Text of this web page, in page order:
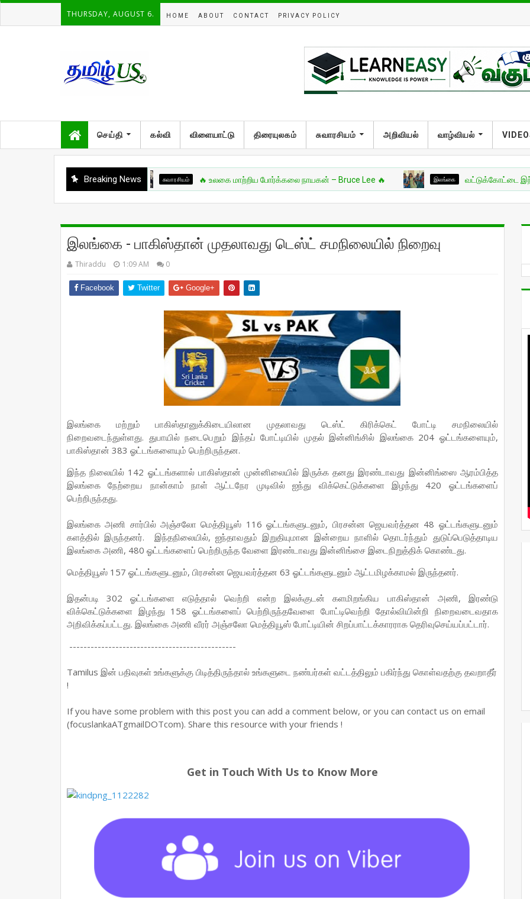
THURSDAY, AUGUST 6. HOME ABOUT CONTACT PRIVACY POLICY
செய்தி கல்வி விளையாட்டு திரையுலகம் சுவாரசியம் அறிவியல் வாழ்வியல்
Breaking Newsசுவாரசியம் 🔥 உலகை மாற்றிய போர்க்கலை நாயகன் – Bruce Lee 🔥 இலங்கை வட்டுக்கோட்டை இந்துக்
இலங்கை - பாகிஸ்தான் முதலாவது டெஸ்ட் சமநிலையில் நிறைவு
Thiraddu 1:09 AM 0
Facebook Twitter Google+
இலங்கை மற்றும் பாகிஸ்தானுக்கிடையிலான முதலாவது டெஸ்ட் கிரிக்கெட் போட்டி சமநிலையில்
நிறைவடைந்துள்ளது. துபாயில் நடைபெறும் இந்தப் போட்டியில் முதல் இன்னிங்சில் இலங்கை 204 ஓட்டங்களையும்,
பாகிஸ்தான் 383 ஓட்டங்களையும் பெற்றிருந்தன.
இந்த நிலையில் 142 ஓட்டங்களால் பாகிஸ்தான் முன்னிலையில் இருக்க தனது இரண்டாவது இன்னிங்ஸை ஆரம்பித்த
இலங்கை நேற்றைய நான்காம் நாள் ஆட்டநேர முடிவில் ஐந்து விக்கெட்டுக்களை இழந்து 420 ஓட்டங்களைப்
பெற்றிருந்தது.
இலங்கை அணி சார்பில் அஞ்சலோ மெத்தியூஸ் 116 ஓட்டங்களுடனும், பிரசன்ன ஜெயவர்த்தன 48 ஓட்டங்களுடனும்
களத்தில் இருந்தனர். இந்தநிலையில், ஐந்தாவதும் இறுதியுமான இன்றைய நாளில் தொடர்ந்தும் துடுப்பெடுத்தாடிய
இலங்கை அணி, 480 ஓட்டங்களைப் பெற்றிருந்த வேளை இரண்டாவது இன்னிங்சை இடைநிறுத்திக் கொண்டது.
மெத்தியூஸ் 157 ஓட்டங்களுடனும், பிரசன்ன ஜெயவர்த்தன 63 ஓட்டங்களுடனும் ஆட்டமிழக்காமல் இருந்தனர்.
இதன்படி 302 ஓட்டங்களை எடுத்தால் வெற்றி என்ற இலக்குடன் களமிறங்கிய பாகிஸ்தான் அணி, இரண்டு
விக்கெட்டுக்களை இழந்து 158 ஓட்டங்களைப் பெற்றிருந்தவேளை போட்டிவெற்றி தோல்வியின்றி நிறைவடைவதாக
அறிவிக்கப்பட்டது. இலங்கை அணி வீரர் அஞ்சலோ மெத்தியூஸ் போட்டியின் சிறப்பாட்டக்காரராக தெரிவுசெய்யப்பட்டார்.
-----------------------------------------------
Tamilus இன் பதிவுகள் உங்களுக்கு பிடித்திருந்தால் உங்களுடை நண்பர்கள் வட்டத்திலும் பகிர்ந்து கொள்வதற்கு தவறாதீர்
!
If you have some problem with this post you can add a comment below, or you can contact us on email
(focuslankaATgmailDOTcom). Share this resource with your friends !
Get in Touch With Us to Know More